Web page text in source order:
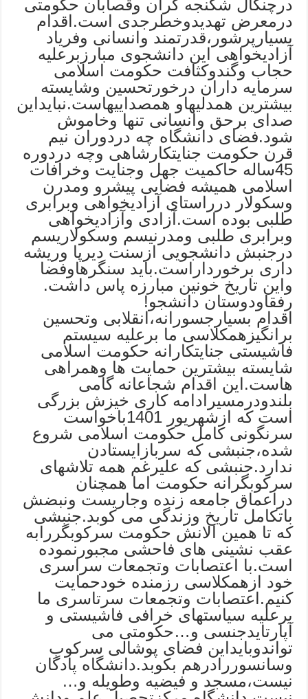
درچنگال شکنجه گران وقصابان حکومتی
درمعرض تهدیدوخطرجدی است.اقدام
بسیارپرشور،قدرتمند وانسانی وفریاد
آزادیخواهی این دانشجوی مبارزبرعلیه
حجاب وگندوکثافت حکومت اسلامی
سرمایه داران درخورتحسین وشایسته
بیشترین همدلیهاو همصداییهاست.نبایداین
صدای برحق وانسانی تنها وخاموش
شود.فضای دانشگاه چه دردوران نیم
قرن حکومت جنایتکارشاهی وچه دردوره
45ساله حاکمیت جهل وجنایت وخرافات
اسلامی همیشه فضایی پیشرو ومدرن
وسکولار درراستای آزادیخواهی وبرابری
طلبی بوده است.آزادی وآزادیخواهی
وبرابری طلبی ومدرنیسم وسکولاریسم
درجنبش دانشجویی ازسنت دیرپا وریشه
داری برخورداراست.باید سنگرهاوفضا
واین تاریخ خونین مبارزه پاس داشت.
رفقاودوستان دانشجو!
اقدام بسیارجسورانه،انقلابی وتحسین
برانگیزهمکلاسی ما برعلیه سیستم
فاشیستی جنایتکارانه حکومت اسلامی
شایسته بیشترین حمایت ها وهمراهی
هاست.این اقدام شجاعانه گامی
بلندودرمسیرادامه کاری خیزش بزرگی
است که ازشهریور 1401باخواست
سرنگونی کامل حکومت اسلامی شروع
شده،جنبشی که سربازایستادن
ندارد.جنبشی که علیرغم همه تلاشهای
سرکوبگرانه حکومت اما همچنان
دراعماق جامعه زنده وجاریست ونبضش
باتکامل تاریخ وزندگی می کوبد.جنبشی
که تا همین الانش حکومت سرکوبگررابه
عقب نشینی های فاحشی مجبورنموده
است.با اعتصابات وتجمعات سراسری
خود ازهمکلاسی رزمنده خودحمایت
کنیم.اعتصابات وتجمعات سرتاسری ما
برعلیه سیاستهای خرافی فاشیستی و
آپارتایدجنسی و…حکومتی می
تواندوبایداین فضای پوشالی سرکوب
وسانسوررادرهم بکوبد.دانشگاه پادگان
نیست،مسجد و فیضیه وطویله و…